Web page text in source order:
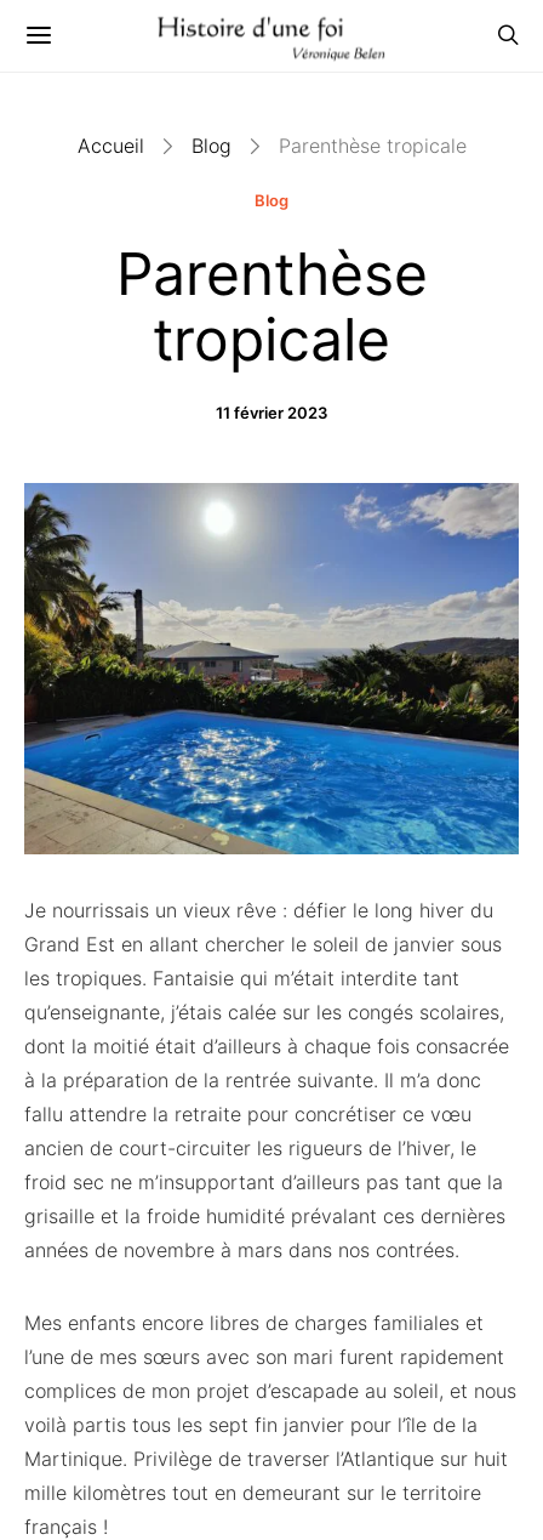
Accueil Blog Parenthèse tropicale
Blog
Parenthèse
tropicale
11 février 2023
Je nourrissais un vieux rêve : défier le long hiver du
Grand Est en allant chercher le soleil de janvier sous
les tropiques. Fantaisie qui m’était interdite tant
qu’enseignante, j’étais calée sur les congés scolaires,
dont la moitié était d’ailleurs à chaque fois consacrée
à la préparation de la rentrée suivante. Il m’a donc
fallu attendre la retraite pour concrétiser ce vœu
ancien de court-circuiter les rigueurs de l’hiver, le
froid sec ne m’insupportant d’ailleurs pas tant que la
grisaille et la froide humidité prévalant ces dernières
années de novembre à mars dans nos contrées.
Mes enfants encore libres de charges familiales et
l’une de mes sœurs avec son mari furent rapidement
complices de mon projet d’escapade au soleil, et nous
voilà partis tous les sept fin janvier pour l’île de la
Martinique. Privilège de traverser l’Atlantique sur huit
mille kilomètres tout en demeurant sur le territoire
français !